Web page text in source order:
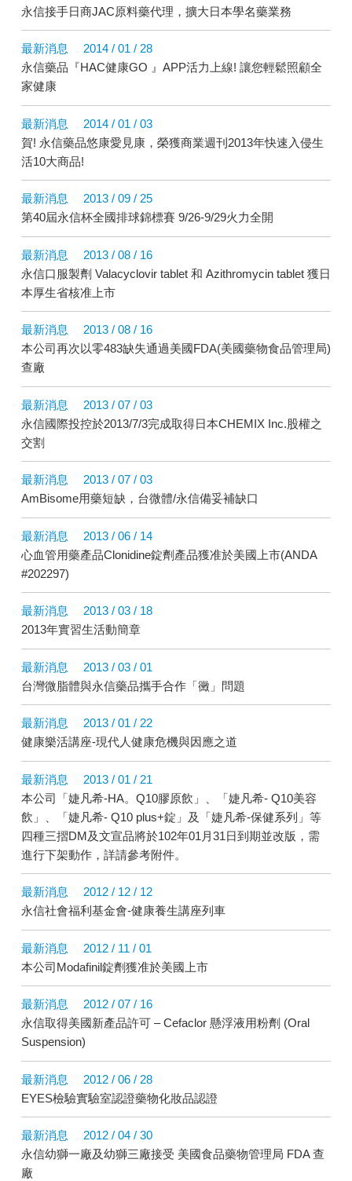
永信接手日商JAC原料藥代理，擴大日本學名藥業務
最新消息
2014 / 01 / 28
永信藥品『HAC健康GO 』APP活力上線! 讓您輕鬆照顧全
家健康
最新消息
2014 / 01 / 03
賀! 永信藥品悠康愛見康，榮獲商業週刊2013年快速入侵生
活10大商品!
最新消息
2013 / 09 / 25
第40屆永信杯全國排球錦標賽 9/26-9/29火力全開
最新消息
2013 / 08 / 16
永信口服製劑 Valacyclovir tablet 和 Azithromycin tablet 獲日
本厚生省核准上市
最新消息
2013 / 08 / 16
本公司再次以零483缺失通過美國FDA(美國藥物食品管理局)
查廠
最新消息
2013 / 07 / 03
永信國際投控於2013/7/3完成取得日本CHEMIX Inc.股權之
交割
最新消息
2013 / 07 / 03
AmBisome用藥短缺，台微體/永信備妥補缺口
最新消息
2013 / 06 / 14
心血管用藥產品Clonidine錠劑產品獲准於美國上市(ANDA
#202297)
最新消息
2013 / 03 / 18
2013年實習生活動簡章
最新消息
2013 / 03 / 01
台灣微脂體與永信藥品攜手合作「黴」問題
最新消息
2013 / 01 / 22
健康樂活講座-現代人健康危機與因應之道
最新消息
2013 / 01 / 21
本公司「婕凡希-HA。Q10膠原飲」、「婕凡希- Q10美容
飲」、「婕凡希- Q10 plus+錠」及「婕凡希-保健系列」等
四種三摺DM及文宣品將於102年01月31日到期並改版，需
進行下架動作，詳請參考附件。
最新消息
2012 / 12 / 12
永信社會福利基金會-健康養生講座列車
最新消息
2012 / 11 / 01
本公司Modafinil錠劑獲准於美國上市
最新消息
2012 / 07 / 16
永信取得美國新產品許可 – Cefaclor 懸浮液用粉劑 (Oral
Suspension)
最新消息
2012 / 06 / 28
EYES檢驗實驗室認證藥物化妝品認證
最新消息
2012 / 04 / 30
永信幼獅一廠及幼獅三廠接受 美國食品藥物管理局 FDA 查
廠